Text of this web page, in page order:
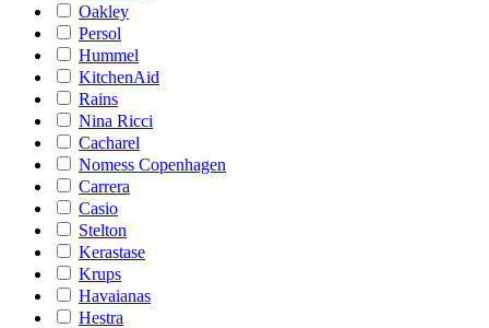
Oakley
Persol
Hummel
KitchenAid
Rains
Nina Ricci
Cacharel
Nomess Copenhagen
Carrera
Casio
Stelton
Kerastase
Krups
Havaianas
Hestra